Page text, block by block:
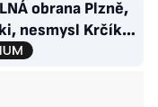
obrana Plzně,
nesmysl Krčíka.